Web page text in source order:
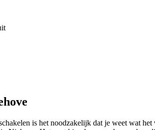
is het noodzakelijk dat je weet wat